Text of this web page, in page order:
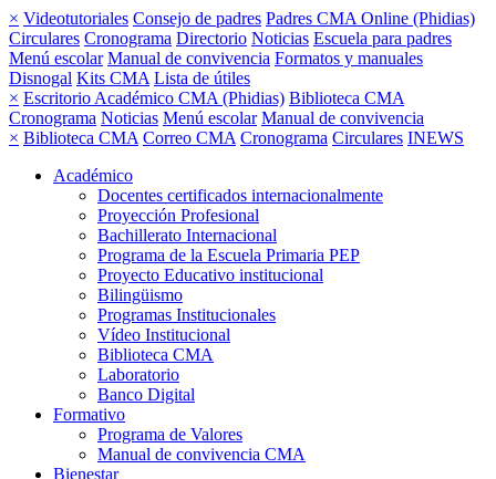
× Videotutoriales Consejo de padres Padres CMA Online (Phidias)
Circulares Cronograma Directorio Noticias Escuela para padres
Menú escolar Manual de convivencia Formatos y manuales
Disnogal Kits CMA Lista de útiles
× Escritorio Académico CMA (Phidias) Biblioteca CMA
Cronograma Noticias Menú escolar Manual de convivencia
× Biblioteca CMA Correo CMA Cronograma Circulares INEWS
Académico
Docentes certificados internacionalmente
Proyección Profesional
Bachillerato Internacional
Programa de la Escuela Primaria PEP
Proyecto Educativo institucional
Bilingüismo
Programas Institucionales
Vídeo Institucional
Biblioteca CMA
Laboratorio
Banco Digital
Formativo
Programa de Valores
Manual de convivencia CMA
Bienestar